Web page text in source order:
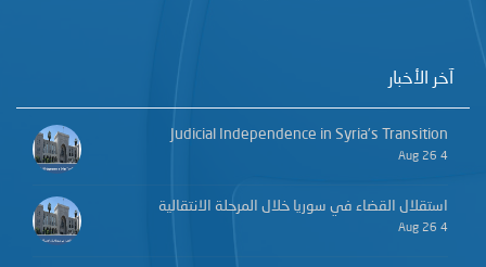
آخر الأخبار
Judicial Independence in Syria’s Transition
4 Aug 26
استقلال القضاء في سوريا خلال المرحلة الانتقالية
4 Aug 26